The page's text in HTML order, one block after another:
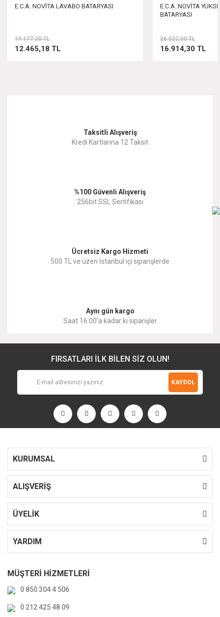
E.C.A. NOVİTA LAVABO BATARYASI
12.465,18 TL
19.177,20 TL
E.C.A. NOVİTA
BATARYASI
16.914,30 TL
26.022,00 TL
Taksitli Alışveriş
Kredi Kartlarına 12 Taksit
%100 Güvenli Alışveriş
256bit SSL Sertifikası
Ücretsiz Kargo Hizmeti
500 TL ve üzeri İstanbul içi siparişlerde
Aynı gün kargo
Saat 16:00'a kadar ki siparişler
FIRSATLARI İLK BİLEN SİZ OLUN!
KAYDOL
KURUMSAL
ALIŞVERİŞ
ÜYELİK
YARDIM
MÜŞTERİ HİZMETLERİ
0 850 304 4 506
0 212 425 48 09